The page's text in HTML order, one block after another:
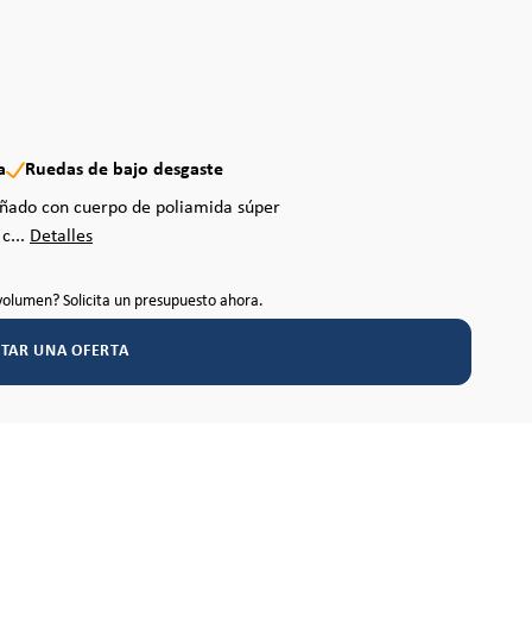
Ruedas de bajo desgaste
con cuerpo de poliamida súper
Detalles
Solicita un presupuesto ahora.
UNA OFERTA